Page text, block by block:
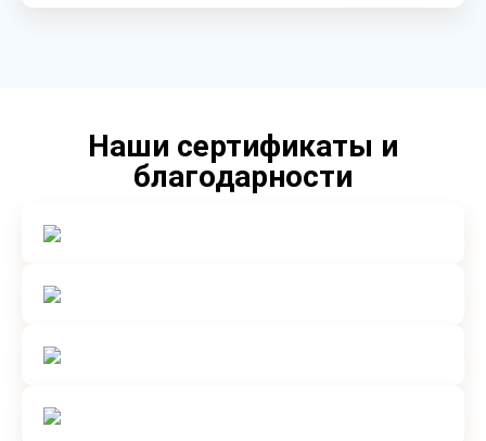
Наши сертификаты и
благодарности